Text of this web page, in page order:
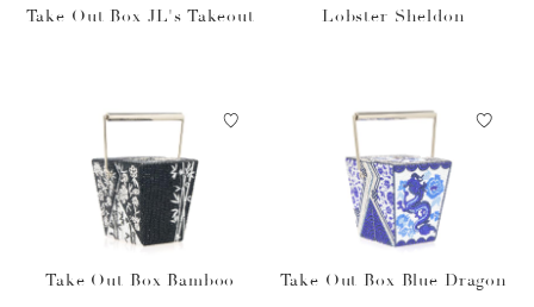
Lobster Sheldon
Take Out Box JL's Takeout
Take Out Box Blue Dragon
Take Out Box Bamboo